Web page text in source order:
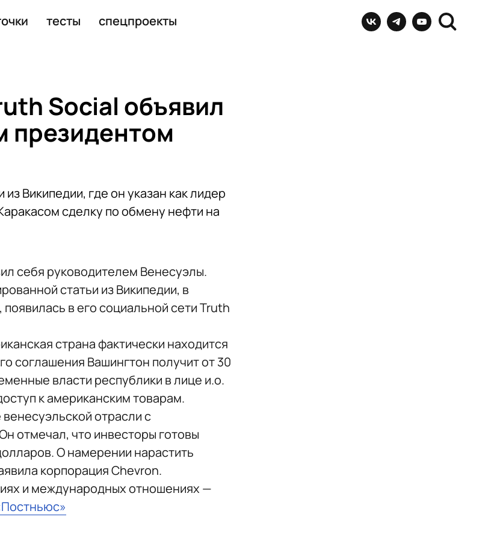
тесты спецпроекты
Social объявил
президентом
Википедии, где он указан как лидер
сделку по обмену нефти на
себя руководителем Венесуэлы.
статьи из Википедии, в
в его социальной сети Truth
страна фактически находится
соглашения Вашингтон получит от 30
власти республики в лице и.о.
к американским товарам.
венесуэльской отрасли с
отмечал, что инвесторы готовы
О намерении нарастить
корпорация Chevron.
и международных отношениях —